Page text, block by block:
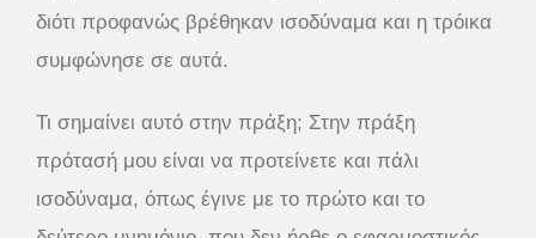
διότι προφανώς βρέθηκαν ισοδύναμα και η τρόικα
συμφώνησε σε αυτά.
Τι σημαίνει αυτό στην πράξη; Στην πράξη
πρότασή μου είναι να προτείνετε και πάλι
ισοδύναμα, όπως έγινε με το πρώτο και το